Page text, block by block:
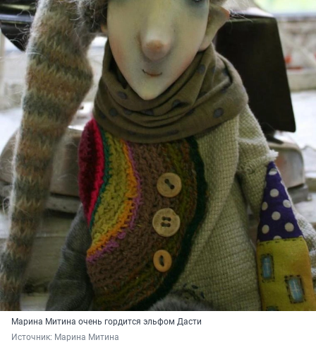
Марина Митина очень гордится эльфом Дасти
Источник: Марина Митина